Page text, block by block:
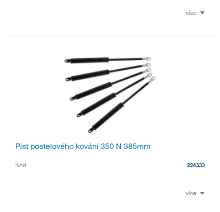
více
Píst postelového kování 350 N 385mm
Kód 224333
více